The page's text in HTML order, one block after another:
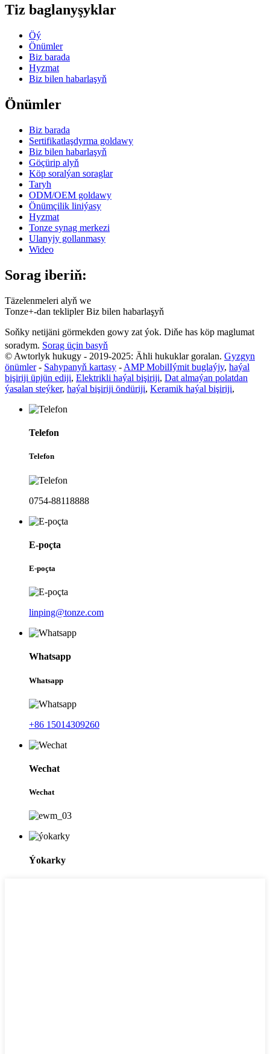
Tiz baglanyşyklar
Öý
Önümler
Biz barada
Hyzmat
Biz bilen habarlaşyň
Önümler
Biz barada
Sertifikatlaşdyrma goldawy
Biz bilen habarlaşyň
Göçürip alyň
Köp soralýan soraglar
Taryh
ODM/OEM goldawy
Önümçilik liniýasy
Hyzmat
Tonze synag merkezi
Ulanyjy gollanmasy
Wideo
Sorag iberiň:
Täzelenmeleri alyň we
Tonze+-dan teklipler Biz bilen habarlaşyň
Soňky netijäni görmekden gowy zat ýok. Diňe has köp maglumat
soradym. Sorag üçin basyň
© Awtorlyk hukugy - 2019-2025: Ähli hukuklar goralan. Gyzgyn
önümler- Sahypanyň kartasy - AMP MobilIýmit buglaýjy, haýal
bişiriji üpjün ediji, Elektrikli haýal bişiriji, Dat almaýan polatdan
ýasalan steýker, haýal bişiriji öndüriji, Keramik haýal bişiriji,
Telefon
Telefon
0754-88118888
E-poçta
E-poçta
linping@tonze.com
Whatsapp
Whatsapp
+86 15014309260
Wechat
Wechat
Ýokarky